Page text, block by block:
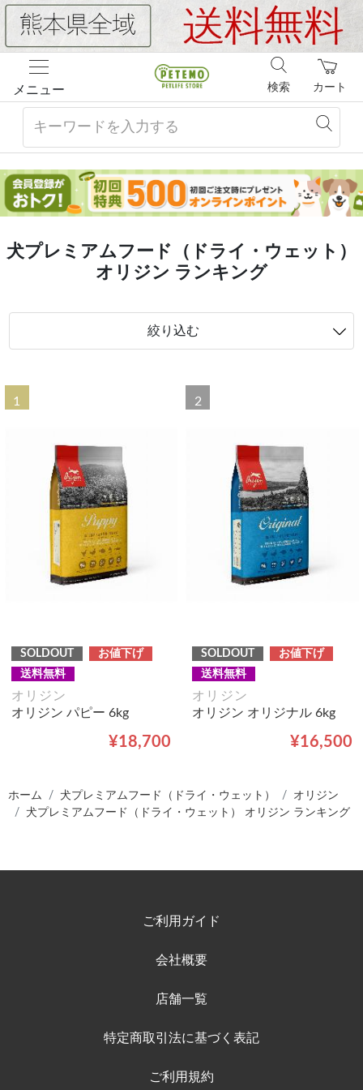
メニュー カート
検索
犬プレミアムフード（ドライ・ウェット）
オリジン ランキング
絞り込む
1
SOLDOUT
お値下げ
送料無料
オリジン
オリジン パピー 6kg
¥18,700
2
SOLDOUT
お値下げ
送料無料
オリジン
オリジン オリジナル 6kg
¥16,500
ホーム 犬プレミアムフード（ドライ・ウェット）
オリジン
犬プレミアムフード（ドライ・ウェット） オリジン ランキング
ご利用ガイド
会社概要
店舗一覧
特定商取引法に基づく表記
ご利用規約